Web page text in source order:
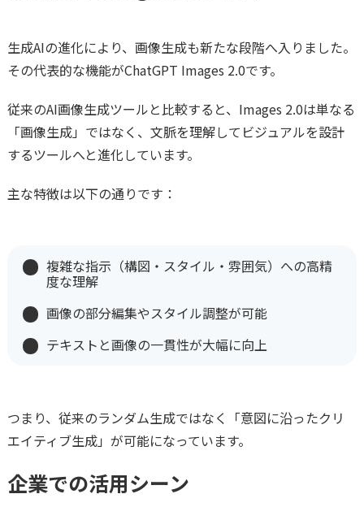
生成AIの進化により、画像生成も新たな段階へ入りました。
その代表的な機能がChatGPT Images 2.0です。
従来のAI画像生成ツールと比較すると、Images 2.0は単なる
「画像生成」ではなく、文脈を理解してビジュアルを設計
するツールへと進化しています。
主な特徴は以下の通りです：
複雑な指示（構図・スタイル・雰囲気）への高精
度な理解
画像の部分編集やスタイル調整が可能
テキストと画像の一貫性が大幅に向上
つまり、従来のランダム生成ではなく「意図に沿ったクリ
エイティブ生成」が可能になっています。
企業での活用シーン